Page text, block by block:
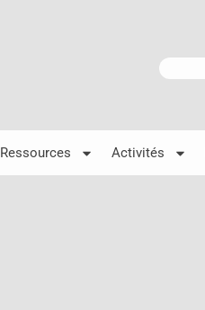
Ressources Activités